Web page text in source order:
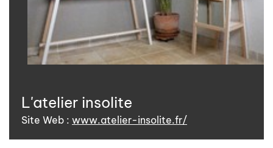
L'atelier insolite
Site Web : www.atelier-insolite.fr/